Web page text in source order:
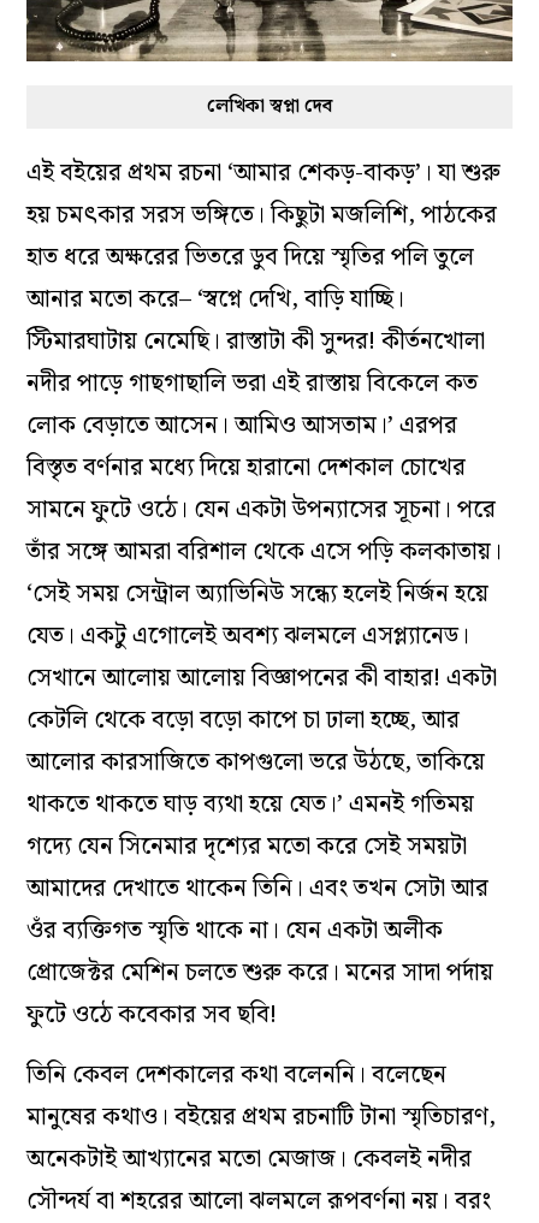
লেখিকা স্বপ্না দেব
এই বইয়ের প্রথম রচনা ‘আমার শেকড়-বাকড়’। যা শুরু
হয় চমৎকার সরস ভঙ্গিতে। কিছুটা মজলিশি, পাঠকের
হাত ধরে অক্ষরের ভিতরে ডুব দিয়ে স্মৃতির পলি তুলে
আনার মতো করে– ‘স্বপ্নে দেখি, বাড়ি যাচ্ছি।
স্টিমারঘাটায় নেমেছি। রাস্তাটা কী সুন্দর! কীর্তনখোলা
নদীর পাড়ে গাছগাছালি ভরা এই রাস্তায় বিকেলে কত
লোক বেড়াতে আসেন। আমিও আসতাম।’ এরপর
বিস্তৃত বর্ণনার মধ্যে দিয়ে হারানো দেশকাল চোখের
সামনে ফুটে ওঠে। যেন একটা উপন্যাসের সূচনা। পরে
তাঁর সঙ্গে আমরা বরিশাল থেকে এসে পড়ি কলকাতায়।
‘সেই সময় সেন্ট্রাল অ্যাভিনিউ সন্ধ্যে হলেই নির্জন হয়ে
যেত। একটু এগোলেই অবশ্য ঝলমলে এসপ্ল্যানেড।
সেখানে আলোয় আলোয় বিজ্ঞাপনের কী বাহার! একটা
কেটলি থেকে বড়ো বড়ো কাপে চা ঢালা হচ্ছে, আর
আলোর কারসাজিতে কাপগুলো ভরে উঠছে, তাকিয়ে
থাকতে থাকতে ঘাড় ব্যথা হয়ে যেত।’ এমনই গতিময়
গদ্যে যেন সিনেমার দৃশ্যের মতো করে সেই সময়টা
আমাদের দেখাতে থাকেন তিনি। এবং তখন সেটা আর
ওঁর ব্যক্তিগত স্মৃতি থাকে না। যেন একটা অলীক
প্রোজেক্টর মেশিন চলতে শুরু করে। মনের সাদা পর্দায়
ফুটে ওঠে কবেকার সব ছবি!
তিনি কেবল দেশকালের কথা বলেননি। বলেছেন
মানুষের কথাও। বইয়ের প্রথম রচনাটি টানা স্মৃতিচারণ,
অনেকটাই আখ্যানের মতো মেজাজ। কেবলই নদীর
সৌন্দর্য বা শহরের আলো ঝলমলে রূপবর্ণনা নয়। বরং